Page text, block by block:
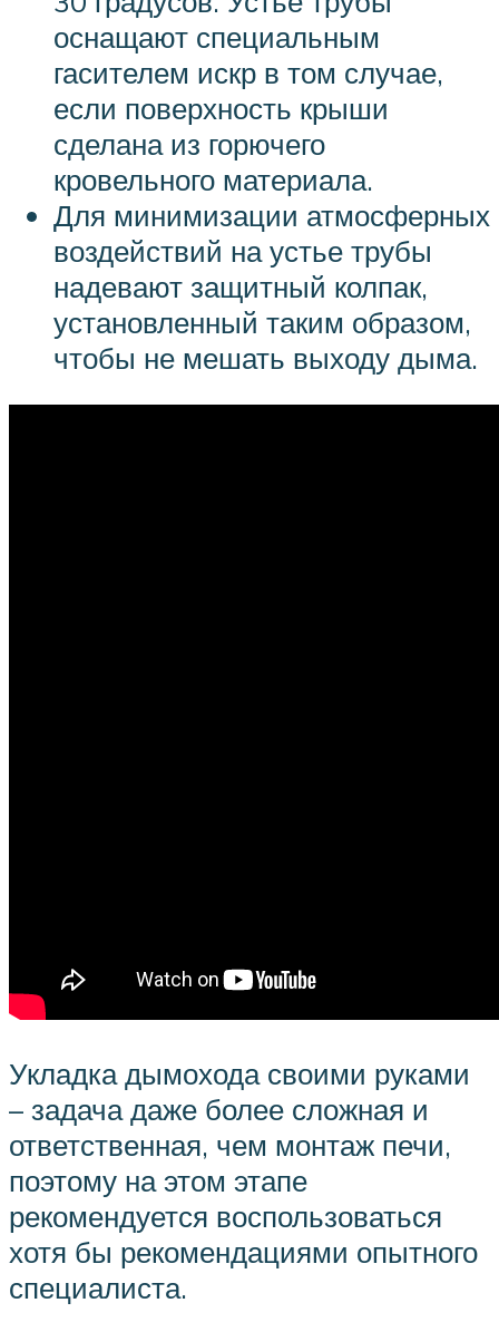
оснащают специальным
гасителем искр в том случае,
если поверхность крыши
сделана из горючего
кровельного материала.
Для минимизации атмосферных
воздействий на устье трубы
надевают защитный колпак,
установленный таким образом,
чтобы не мешать выходу дыма.
Укладка дымохода своими руками
– задача даже более сложная и
ответственная, чем монтаж печи,
поэтому на этом этапе
рекомендуется воспользоваться
хотя бы рекомендациями опытного
специалиста.